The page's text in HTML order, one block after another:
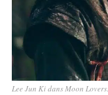
Lee Jun Ki dans Moon